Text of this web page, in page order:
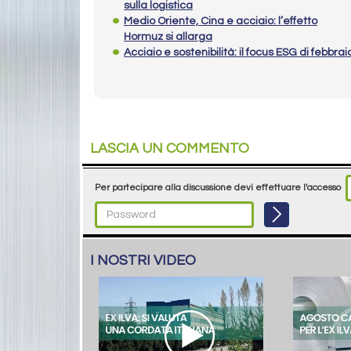
sulla logistica
Medio Oriente, Cina e acciaio: l’effetto
Hormuz si allarga
Acciaio e sostenibilità: il focus ESG di
LASCIA UN COMMENTO
Per partecipare alla discussione devi effettuare l'accesso
I NOSTRI VIDEO